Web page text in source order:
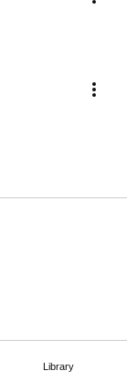
Library